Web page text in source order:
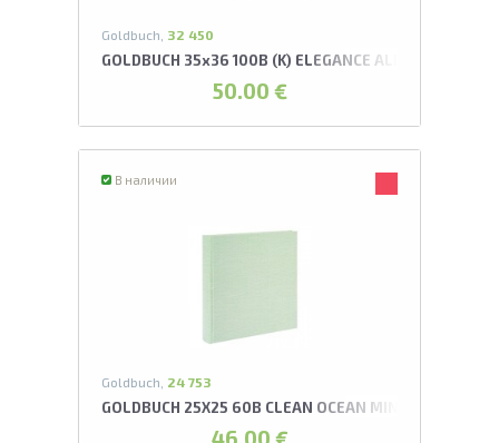
Goldbuch, 32 450
GOLDBUCH 35x36 100B (K) ELEGANCE ALBUMS
50.00 €
В наличии
Goldbuch, 24 753
GOLDBUCH 25X25 60B CLEAN OCEAN MINT ALBUMS